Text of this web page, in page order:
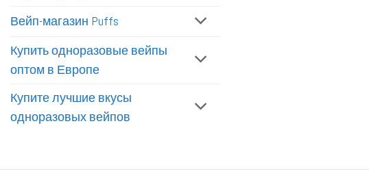
Вейп-магазин Puffs
Купить одноразовые вейпы
оптом в Европе
Купите лучшие вкусы
одноразовых вейпов